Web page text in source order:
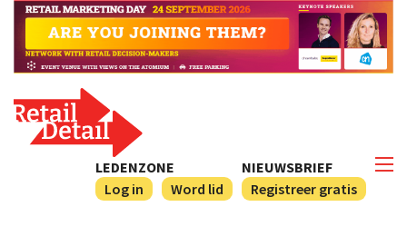
NIEUWSBRIEF
Registreer gratis
LEDENZONE
Log in
Word lid